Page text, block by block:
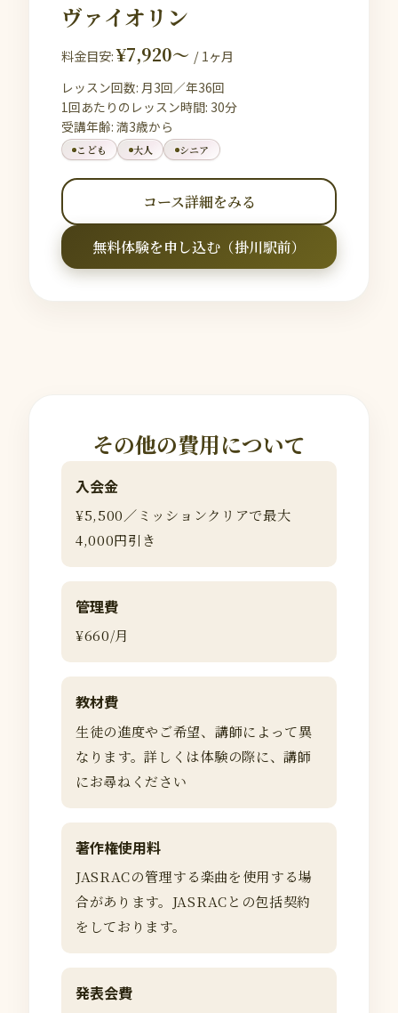
ヴァイオリン
料金目安:¥7,920〜 / 1ヶ月
レッスン回数: 月3回／年36回
1回あたりのレッスン時間: 30分
受講年齢: 満3歳から
こども 大人 シニア
コース詳細をみる
無料体験を申し込む（掛川駅前）
その他の費用について
入会金
¥5,500／ミッションクリアで最大
4,000円引き
管理費
¥660/月
教材費
生徒の進度やご希望、講師によって異
なります。詳しくは体験の際に、講師
にお尋ねください
著作権使用料
JASRACの管理する楽曲を使用する場
合があります。JASRACとの包括契約
をしております。
発表会費